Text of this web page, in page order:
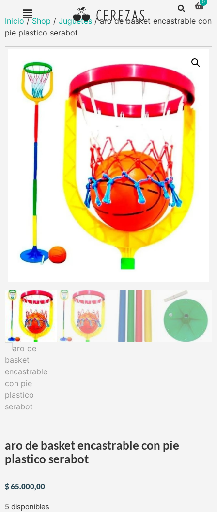
Inicio/Shop / Juguetes / aro de basket encastrable con
pie plastico serabot
aro de basket encastrable con pie
plastico serabot
$65.000,00
5 disponibles